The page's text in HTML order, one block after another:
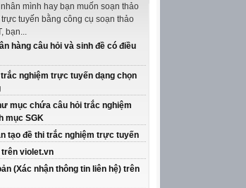
mình hay bạn muốn soạn thảo
tuyến bằng công cụ soạn thảo
bạn...
hàng câu hỏi và sinh đề có điều
trắc nghiệm trực tuyến dạng chọn
mục chứa câu hỏi trắc nghiệm
mục SGK
tạo đề thi trắc nghiệm trực tuyến
trên violet.vn
(Xác nhận thông tin liên hệ) trên